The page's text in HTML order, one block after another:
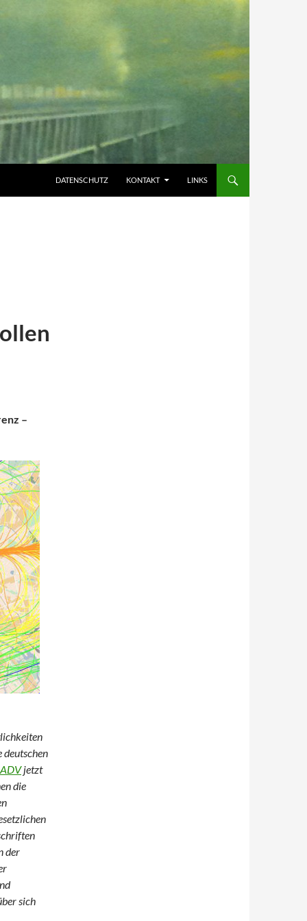
DATENSCHUTZ KONTAKT LINKS
–
deutschen
ADVjetzt
die
der
sich